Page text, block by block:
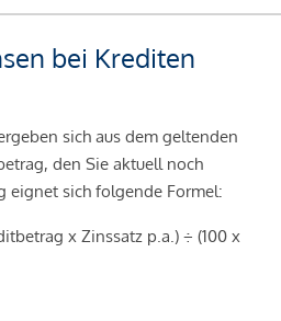
bei Krediten
sich aus dem geltenden
den Sie aktuell noch
eignet sich folgende Formel:
x Zinssatz p.a.) ÷ (100 x